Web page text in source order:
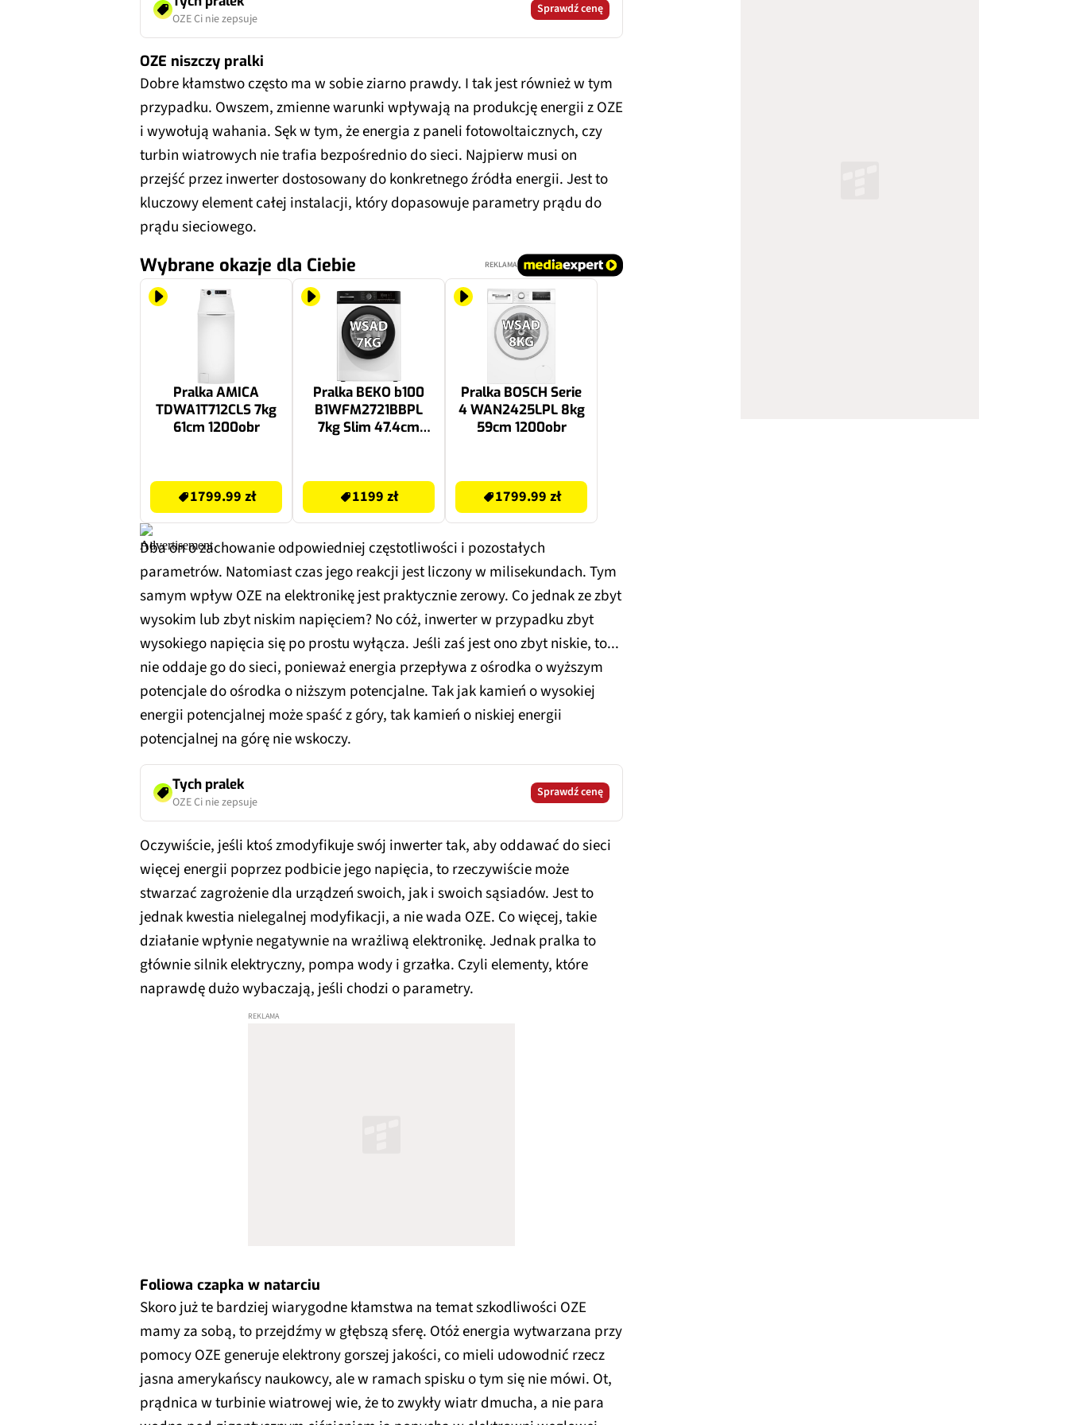
OZE Ci nie zepsuje
Sprawdź cenę
OZE niszczy pralki
Dobre kłamstwo często ma w sobie ziarno prawdy. I tak jest również w tym
przypadku. Owszem, zmienne warunki wpływają na produkcję energii z OZE
i wywołują wahania. Sęk w tym, że energia z paneli fotowoltaicznych, czy
turbin wiatrowych nie trafia bezpośrednio do sieci. Najpierw musi on
przejść przez inwerter dostosowany do konkretnego źródła energii. Jest to
kluczowy element całej instalacji, który dopasowuje parametry prądu do
prądu sieciowego.
Wybrane okazje dla Ciebie REKLAMA
Pralka AMICA
TDWA1T712CLS 7kg
61cm 1200obr
1799.99 zł
Pralka BEKO b100
B1WFM2721BBPL
7kg Slim 47.4cm
1199 zł
Pralka BOSCH Serie
4 WAN2425LPL 8kg
59cm 1200obr
1799.99 zł
Dba on o zachowanie odpowiedniej częstotliwości i pozostałych
parametrów. Natomiast czas jego reakcji jest liczony w milisekundach. Tym
samym wpływ OZE na elektronikę jest praktycznie zerowy. Co jednak ze zbyt
wysokim lub zbyt niskim napięciem? No cóż, inwerter w przypadku zbyt
wysokiego napięcia się po prostu wyłącza. Jeśli zaś jest ono zbyt niskie, to...
nie oddaje go do sieci, ponieważ energia przepływa z ośrodka o wyższym
potencjale do ośrodka o niższym potencjalne. Tak jak kamień o wysokiej
energii potencjalnej może spaść z góry, tak kamień o niskiej energii
potencjalnej na górę nie wskoczy.
Tych pralek
OZE Ci nie zepsuje
Sprawdź cenę
Oczywiście, jeśli ktoś zmodyfikuje swój inwerter tak, aby oddawać do sieci
więcej energii poprzez podbicie jego napięcia, to rzeczywiście może
stwarzać zagrożenie dla urządzeń swoich, jak i swoich sąsiadów. Jest to
jednak kwestia nielegalnej modyfikacji, a nie wada OZE. Co więcej, takie
działanie wpłynie negatywnie na wrażliwą elektronikę. Jednak pralka to
głównie silnik elektryczny, pompa wody i grzałka. Czyli elementy, które
naprawdę dużo wybaczają, jeśli chodzi o parametry.
Foliowa czapka w natarciu
Skoro już te bardziej wiarygodne kłamstwa na temat szkodliwości OZE
mamy za sobą, to przejdźmy w głębszą sferę. Otóż energia wytwarzana przy
pomocy OZE generuje elektrony gorszej jakości, co mieli udowodnić rzecz
jasna amerykańscy naukowcy, ale w ramach spisku o tym się nie mówi. Ot,
prądnica w turbinie wiatrowej wie, że to zwykły wiatr dmucha, a nie para